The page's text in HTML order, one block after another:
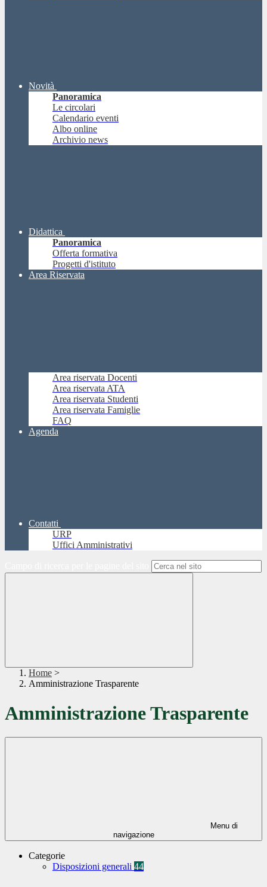
Novità
Panoramica
Le circolari
Calendario eventi
Albo online
Archivio news
Didattica
Panoramica
Offerta formativa
Progetti d'istituto
Area Riservata
Area riservata Docenti
Area riservata ATA
Area riservata Studenti
Area riservata Famiglie
FAQ
Agenda
Contatti
URP
Uffici Amministrativi
Home >
Amministrazione Trasparente
Amministrazione Trasparente
Menu di
navigazione
Categorie
Disposizioni generali 44